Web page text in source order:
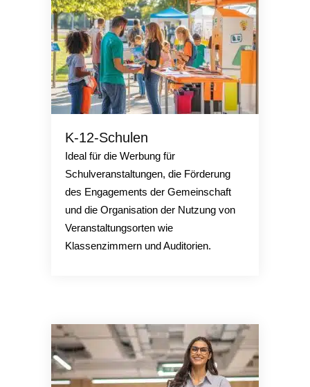
K-12-Schulen
Ideal für die Werbung für
Schulveranstaltungen, die Förderung
des Engagements der Gemeinschaft
und die Organisation der Nutzung von
Veranstaltungsorten wie
Klassenzimmern und Auditorien.